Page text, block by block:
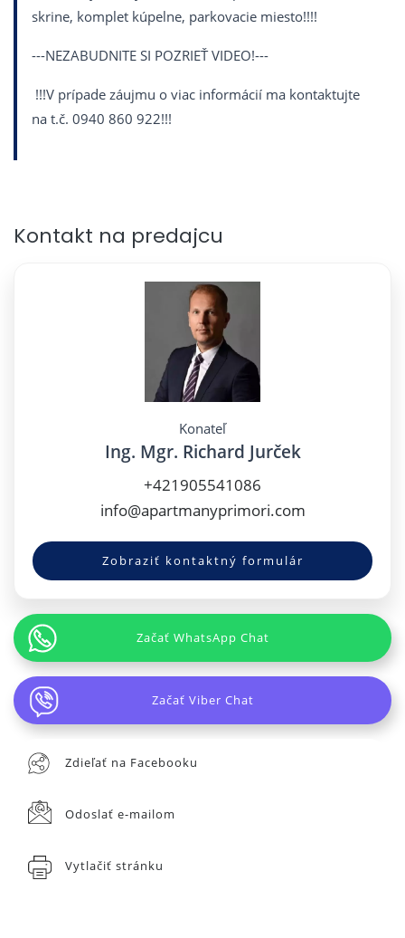
skrine, komplet kúpelne, parkovacie miesto!!!!
---NEZABUDNITE SI POZRIEŤ VIDEO!---
!!!V prípade záujmu o viac informácií ma kontaktujte
na t.č. 0940 860 922!!!
Kontakt na predajcu
Konateľ
Ing. Mgr. Richard Jurček
+421905541086
info@apartmanyprimori.com
Zobraziť kontaktný formulár
Začať WhatsApp Chat
Začať Viber Chat
Zdieľať na Facebooku
Odoslať e-mailom
Vytlačiť stránku